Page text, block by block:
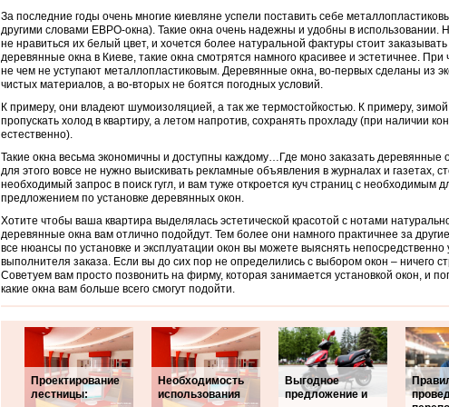
За последние годы очень многие киевляне успели поставить себе
другими словами ЕВРО-окна). Такие окна очень надежны и удобны в использовании.
не нравиться их белый цвет, и хочется более натуральной фактуры стоит заказывать
деревянные окна в Киеве, такие окна смотрятся намного красивее и эстетичнее. При
не чем не уступают металлопластиковым. Деревянные окна, во-первых сделаны из
чистых материалов, а во-вторых не боятся погодных условий.
К примеру, они владеют шумоизоляцией, а так же термостойкостью. К примеру,
пропускать холод в квартиру, а летом напротив, сохранять прохладу (при наличии
естественно).
Такие окна весьма экономичны и доступны каждому…Где моно заказать деревянные
для этого вовсе не нужно выискивать рекламные объявления в журналах и газетах,
необходимый запрос в поиск гугл, и вам туже откроется куч страниц с необходимым
предложением по установке деревянных окон.
Хотите чтобы ваша квартира выделялась эстетической красотой с нотами
деревянные окна вам отлично подойдут. Тем более они намного практичнее за
все нюансы по установке и эксплуатации окон вы можете выяснять
выполнителя заказа. Если вы до сих пор не определились с выбором окон – ничего
Советуем вам просто позвонить на фирму, которая занимается установкой окон, и
какие окна вам больше всего смогут подойти.
Проектирование
лестницы:
Необходимость
использования
Выгодное
предложение и